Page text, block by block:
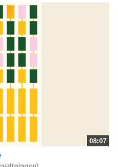
08:07